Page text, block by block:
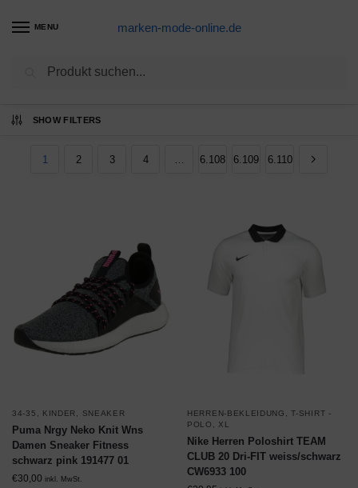
MENU marken-mode-online.de
SHOW FILTERS
angezeigt
1 2 3 4 … 6.108 6.109 6.110
34-35 KINDER SNEAKER
Puma Nrgy Neko Knit Wns
Damen Sneaker Fitness
schwarz pink 191477 01
€30,00 inkl. MwSt.
HERREN-BEKLEIDUNG ,T-SHIRT -
POLO
XL
Nike Herren Poloshirt TEAM
CLUB 20 Dri-FIT weiss/schwarz
CW6933 100